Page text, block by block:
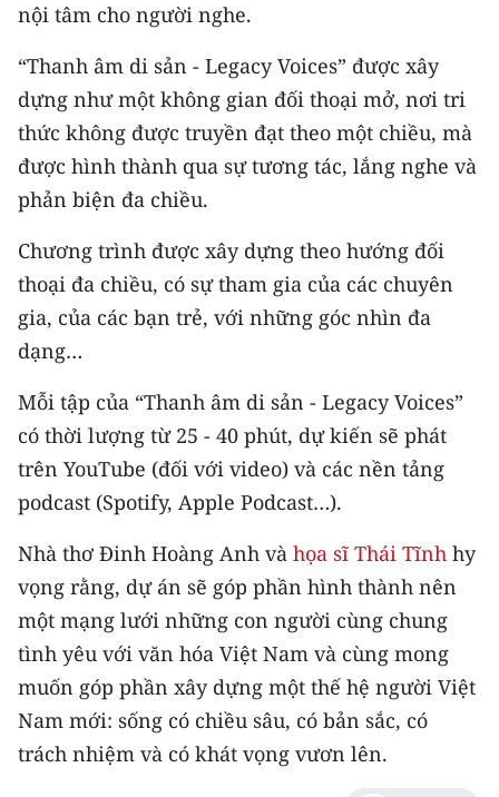
nội tâm cho người nghe.
“Thanh âm di sản - Legacy Voices” được xây
dựng như một không gian đối thoại mở, nơi tri
thức không được truyền đạt theo một chiều, mà
được hình thành qua sự tương tác, lắng nghe và
phản biện đa chiều.
Chương trình được xây dựng theo hướng đối
thoại đa chiều, có sự tham gia của các chuyên
gia, của các bạn trẻ, với những góc nhìn đa
dạng…
Mỗi tập của “Thanh âm di sản - Legacy Voices”
có thời lượng từ 25 - 40 phút, dự kiến sẽ phát
trên YouTube (đối với video) và các nền tảng
podcast (Spotify, Apple Podcast…).
Nhà thơ Đinh Hoàng Anh và họa sĩ Thái Tĩnh hy
vọng rằng, dự án sẽ góp phần hình thành nên
một mạng lưới những con người cùng chung
tình yêu với văn hóa Việt Nam và cùng mong
muốn góp phần xây dựng một thế hệ người Việt
Nam mới: sống có chiều sâu, có bản sắc, có
trách nhiệm và có khát vọng vươn lên.